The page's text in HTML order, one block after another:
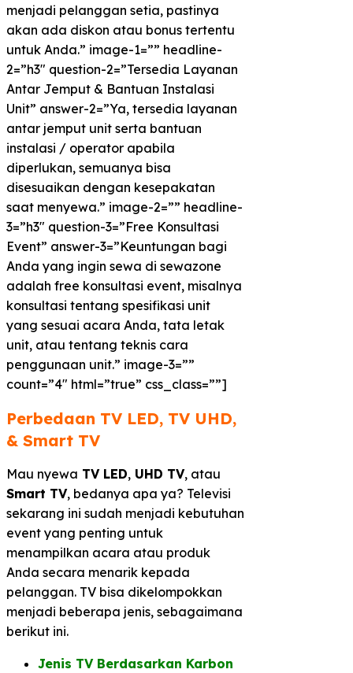
menjadi pelanggan setia, pastinya
akan ada diskon atau bonus tertentu
untuk Anda.” image-1=”” headline-
2=”h3″ question-2=”Tersedia Layanan
Antar Jemput & Bantuan Instalasi
Unit” answer-2=”Ya, tersedia layanan
antar jemput unit serta bantuan
instalasi / operator apabila
diperlukan, semuanya bisa
disesuaikan dengan kesepakatan
saat menyewa.” image-2=”” headline-
3=”h3″ question-3=”Free Konsultasi
Event” answer-3=”Keuntungan bagi
Anda yang ingin sewa di sewazone
adalah free konsultasi event, misalnya
konsultasi tentang spesifikasi unit
yang sesuai acara Anda, tata letak
unit, atau tentang teknis cara
penggunaan unit.” image-3=””
count=”4″ html=”true” css_class=””]
Perbedaan TV LED, TV UHD,
& Smart TV​
Mau nyewa TV LED, UHD TV, atau
Smart TV, bedanya apa ya? Televisi
sekarang ini sudah menjadi kebutuhan
event yang penting untuk
menampilkan acara atau produk
Anda secara menarik kepada
pelanggan. TV bisa dikelompokkan
menjadi beberapa jenis, sebagaimana
berikut ini.
Jenis TV Berdasarkan Karbon